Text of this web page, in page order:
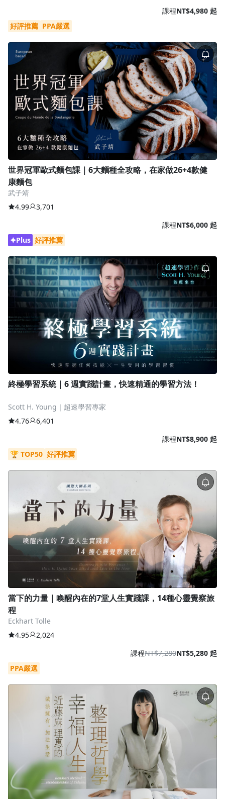
課程NT$4,980 起
好評推薦 PPA嚴選
世界冠軍歐式麵包課｜6大麵種全攻略，在家做26+4款健
康麵包
武子靖
4.99
3,701
課程NT$6,000 起
Plus 好評推薦
終極學習系統｜6 週實踐計畫，快速精通的學習方法！
Scott H. Young｜超速學習專家
4.76
6,401
課程NT$8,900 起
🏆 TOP50 好評推薦
當下的力量｜喚醒內在的7堂人生實踐課，14種心靈覺察旅
程
Eckhart Tolle
4.95
2,024
課程NT$7,280NT$5,280 起
PPA嚴選